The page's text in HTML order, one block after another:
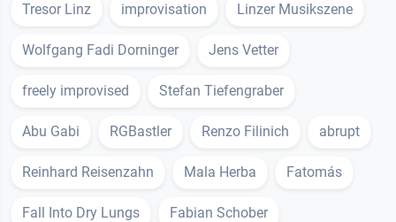
Tresor Linz improvisation Linzer Musikszene
Wolfgang Fadi Dorninger Jens Vetter
freely improvised Stefan Tiefengraber
Abu Gabi RGBastler Renzo Filinich abrupt
Reinhard Reisenzahn Mala Herba Fatomás
Fall Into Dry Lungs Fabian Schober